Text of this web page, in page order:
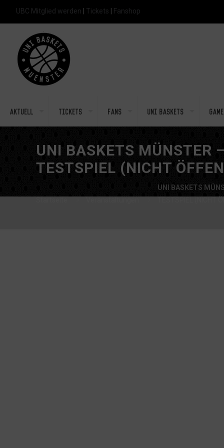
UBC Mitglied werden Tickets Fanshop
Aktuell Tickets Fans Uni Baskets
UNI BASKETS MÜNSTER
TESTSPIEL (NICHT
UNI BASKETS